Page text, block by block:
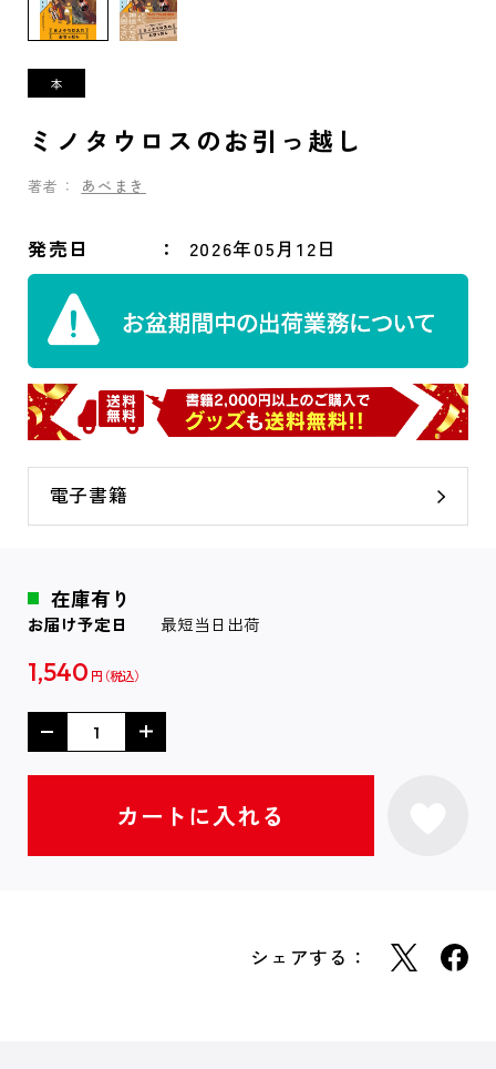
ミノタウロスのお引っ越し
著者： あべまき
発売日 2026年05月12日
電子書籍
在庫有り
お届け予定日 最短当日出荷
1,540 円
シェアする：